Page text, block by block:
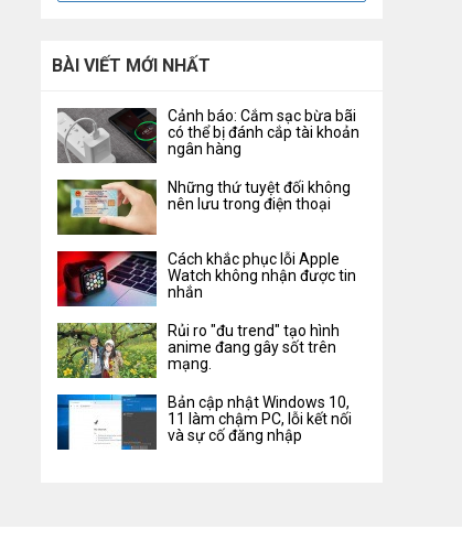
BÀI VIẾT MỚI NHẤT
Cảnh báo: Cắm sạc bừa bãi
có thể bị đánh cắp tài khoản
ngân hàng
Những thứ tuyệt đối không
nên lưu trong điện thoại
Cách khắc phục lỗi Apple
Watch không nhận được tin
nhắn
Rủi ro "đu trend" tạo hình
anime đang gây sốt trên
mạng.
Bản cập nhật Windows 10,
11 làm chậm PC, lỗi kết nối
và sự cố đăng nhập